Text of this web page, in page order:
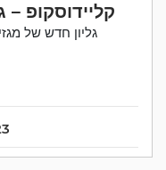
קליידוסקופ
גליון חדש של